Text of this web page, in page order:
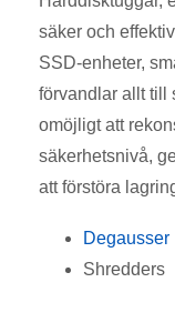
säker och
SSD-enheter,
förvandlar allt till
omöjligt att
säkerhetsnivå,
att förstöra
Degausser
Shredders